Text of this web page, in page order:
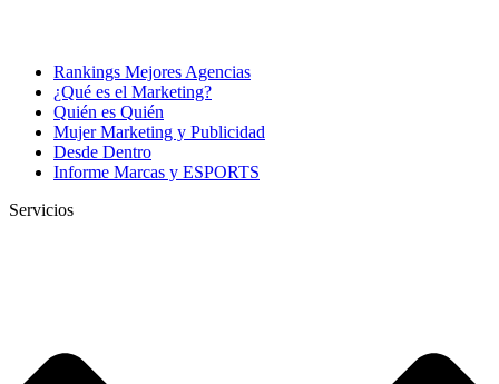
Rankings Mejores Agencias
¿Qué es el Marketing?
Quién es Quién
Mujer Marketing y Publicidad
Desde Dentro
Informe Marcas y ESPORTS
Servicios